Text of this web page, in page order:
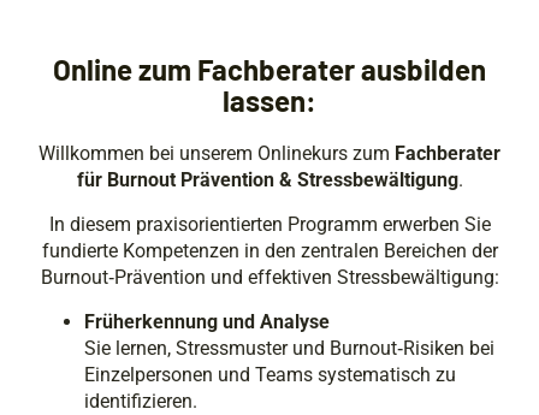
Online zum Fachberater ausbilden
lassen:
Willkommen bei unserem Onlinekurs zum Fachberater
für Burnout Prävention & Stressbewältigung.
In diesem praxisorientierten Programm erwerben Sie
fundierte Kompetenzen in den zentralen Bereichen der
Burnout‑Prävention und effektiven Stressbewältigung:
Früherkennung und Analyse
Sie lernen, Stressmuster und Burnout‑Risiken bei
Einzelpersonen und Teams systematisch zu
identifizieren.